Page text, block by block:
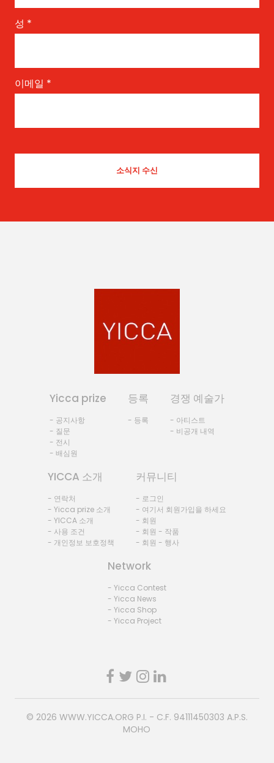
성 *
이메일 *
Yicca prize
- 공지사항
- 질문
- 전시
- 배심원
등록
- 등록
경쟁 예술가
- 아티스트
- 비공개 내역
YICCA 소개
- 연락처
- Yicca prize 소개
- YICCA 소개
- 사용 조건
- 개인정보 보호정책
커뮤니티
- 로그인
- 여기서 회원가입을 하세요
- 회원
- 회원 - 작품
- 회원 - 행사
Network
- Yicca Contest
- Yicca News
- Yicca Shop
- Yicca Project
© 2026 WWW.YICCA.ORG P.I. - C.F. 94111450303 A.P.S.
MOHO